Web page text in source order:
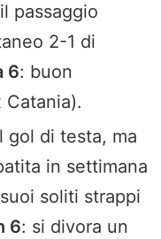
passaggio
2-1 di
6: buon
Catania).
gol di testa, ma
in settimana
soliti strappi
6: si divora un